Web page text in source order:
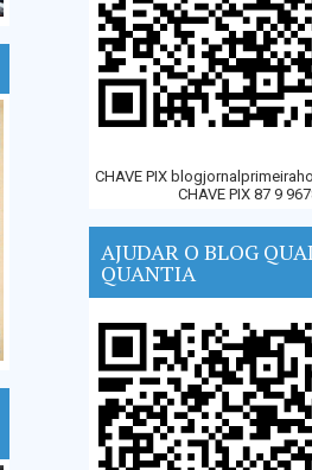
CHAVE PIX
CHAVE PIX 87 9
AJUDAR O BLOG
QUANTIA